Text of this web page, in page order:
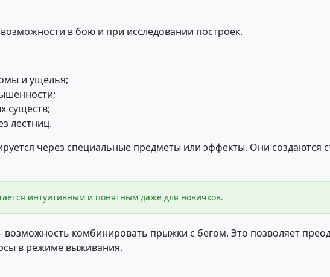
в бою и при исследовании построек.
и ущелья;
существ;
лестниц.
через специальные предметы или эффекты. Они создаются
интуитивным и понятным даже для новичков.
комбинировать прыжки с бегом. Это позволяет
в режиме выживания.